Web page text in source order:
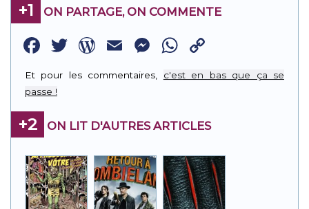
+1 ON PARTAGE, ON COMMENTE
Facebook
Twitter
WordPress
EmailMessenger
WhatsApp
Link
Et pour les commentaires, c'est en bas que ça se
passe !
+2 ON LIT D'AUTRES ARTICLES